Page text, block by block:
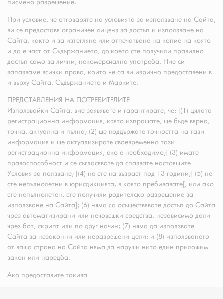
писмено разрешение.
При условие, че отговаряте на условията за използване на Сайта,
ви се предоставя ограничен лиценз за достъп и използване на
Сайта, както и за изтегляне или отпечатване на копие на която
и да е част от Съдържанието, до което сте получили правилно
достъп само за лични, некомерсиална употреба. Ние си
запазваме всички права, които не са ви изрично предоставени в
и върху Сайта, Съдържанието и Марките.
ПРЕДСТАВЛЕНИЯ НА ПОТРЕБИТЕЛИТЕ
Използвайки Сайта, вие заявявате и гарантирате, че: [(1) цялата
регистрационна информация, която изпращате, ще бъде вярна,
точна, актуална и пълна; (2) ще поддържате точността на тази
информация и ще актуализирате своевременно тази
регистрационна информация, ако е необходимо;] (3) имате
правоспособност и се съгласявате да спазвате настоящите
Условия за ползване; [(4) не сте на възраст под 13 години;] (5) не
сте непълнолетни в юрисдикцията, в която пребивавате[, или ако
сте непълнолетен, сте получили родителско разрешение за
използване на Сайта]; (6) няма да осъществявате достъп до Сайта
чрез автоматизирани или нечовешки средства, независимо дали
чрез бот, скрипт или по друг начин; (7) няма да използвате
Сайта за незаконни или неразрешени цели; и (8) използването
от ваша страна на Сайта няма да наруши нито един приложим
закон или наредба.
Ако предоставите такива